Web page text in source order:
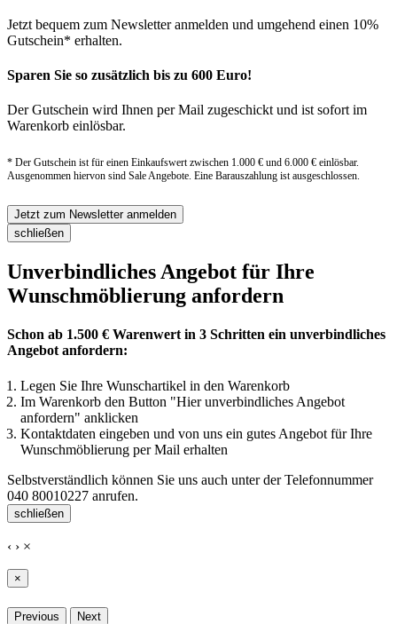
Jetzt bequem zum Newsletter anmelden und umgehend einen 10%
Gutschein* erhalten.
Sparen Sie so zusätzlich bis zu 600 Euro!
Der Gutschein wird Ihnen per Mail zugeschickt und ist sofort im
Warenkorb einlösbar.
* Der Gutschein ist für einen Einkaufswert zwischen 1.000 € und 6.000 € einlösbar.
Ausgenommen hiervon sind Sale Angebote. Eine Barauszahlung ist ausgeschlossen.
Jetzt zum Newsletter anmelden
schließen
Unverbindliches Angebot für Ihre
Wunschmöblierung anfordern
Schon ab 1.500 € Warenwert in 3 Schritten ein unverbindliches
Angebot anfordern:
Legen Sie Ihre Wunschartikel in den Warenkorb
Im Warenkorb den Button "Hier unverbindliches Angebot
anfordern" anklicken
Kontaktdaten eingeben und von uns ein gutes Angebot für Ihre
Wunschmöblierung per Mail erhalten
Selbstverständlich können Sie uns auch unter der Telefonnummer
040 80010227 anrufen.
schließen
‹ › ×
×
Previous Next